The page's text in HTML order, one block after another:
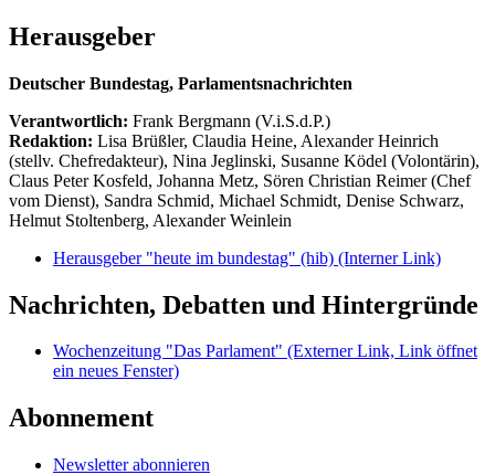
Herausgeber
Deutscher Bundestag, Parlamentsnachrichten
Verantwortlich: Frank Bergmann (V.i.S.d.P.)
Redaktion: Lisa Brüßler, Claudia Heine, Alexander Heinrich
(stellv. Chefredakteur), Nina Jeglinski, Susanne Ködel (Volontärin),
Claus Peter Kosfeld, Johanna Metz, Sören Christian Reimer (Chef
vom Dienst), Sandra Schmid, Michael Schmidt, Denise Schwarz,
Helmut Stoltenberg, Alexander Weinlein
Herausgeber "heute im bundestag" (hib) (Interner Link)
Nachrichten, Debatten und Hintergründe
Wochenzeitung "Das Parlament" (Externer Link, Link öffnet
ein neues Fenster)
Abonnement
Newsletter abonnieren